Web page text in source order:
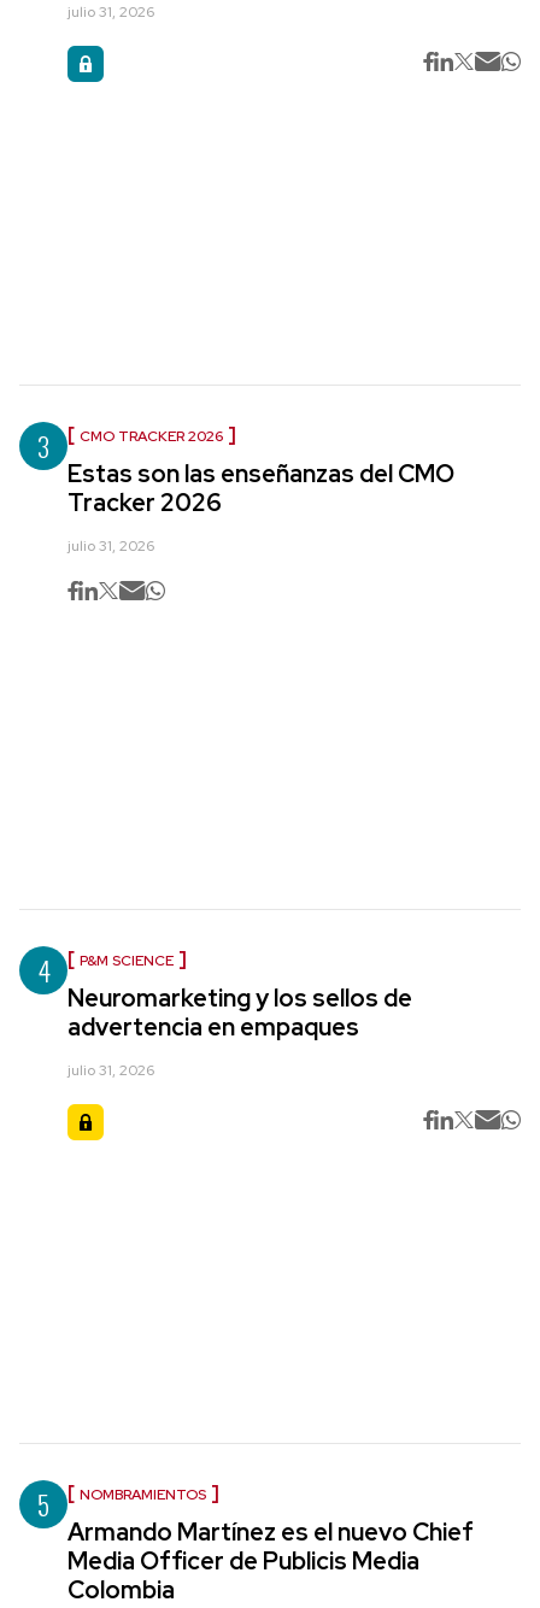
julio 31, 2026
3 CMO TRACKER 2026
Estas son las enseñanzas del CMO
Tracker 2026
julio 31, 2026
4 P&M SCIENCE
Neuromarketing y los sellos de
advertencia en empaques
julio 31, 2026
5 NOMBRAMIENTOS
Armando Martínez es el nuevo Chief
Media Officer de Publicis Media
Colombia